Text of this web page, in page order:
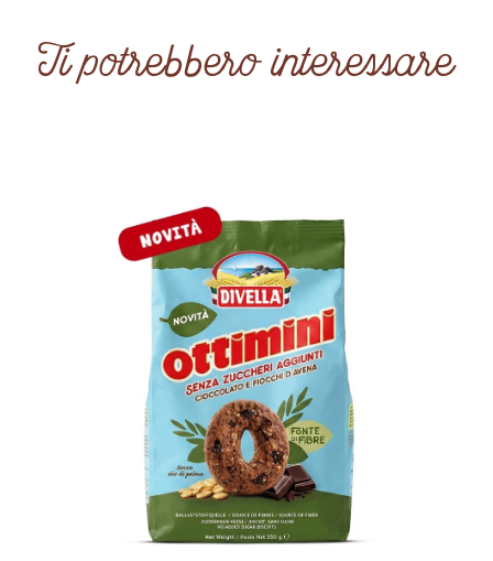
Ti potrebbero interessare